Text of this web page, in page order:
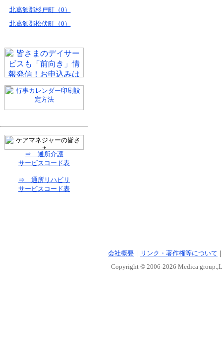
北葛飾郡杉戸町（0）
北葛飾郡松伏町（0）
⇒ 通所介護
サービスコード表
⇒ 通所リハビリ
サービスコード表
会社概要 ｜ リンク・著作権等について
Copyright © 2006-2026 Medica